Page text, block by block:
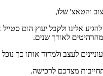
והטאצ' שלו,
אלינו ולקבל יעוץ הום
לאורך שנים.
לעצב ולמדוד אותו כך
מצדכם לרכישה.